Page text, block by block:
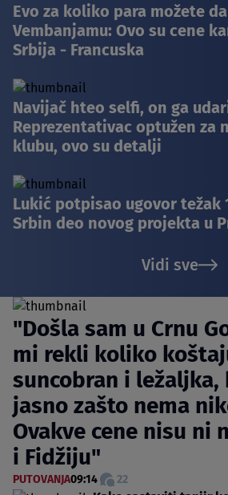
Evo za koliko para možete
Vembanjamu: Ovo su cene
Srbija - Francuska
Navijač hteo selfi, on ga
Reprezentativac optužen za
klubu, ovo su detalji
Lukić potpisao ugovor težak
Srbin deo novog projekta u
Vidi sve
"Došla sam u Crnu
mi rekli koliko
suncobran i
jasno zašto nema
Ovakve cene nisu ni
i Fidžiju"
PUTOVANJA09:14 22